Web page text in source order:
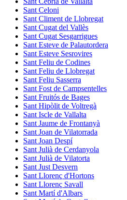
Sant Celoni
Sant Climent de Llobregat
Sant Cugat del Vallès
Sant Cugat Sesgarrigues
Sant Esteve de Palautordera
Sant Esteve Sesrovires
Sant Feliu de Codines
Sant Feliu de Llobregat
Sant Feliu Sasserra
Sant Fost de Campsentelles
Sant Fruitós de Bages
Sant Hipòlit de Voltregà
Sant Iscle de Vallalta
Sant Jaume de Frontanyà
Sant Joan de Vilatorrada
Sant Joan Despí
Sant Julià de Cerdanyola
Sant Julià de Vilatorta
Sant Just Desvern
Sant Llorenç d'Hortons
Sant Llorenç Savall
Sant Martí d'Albars